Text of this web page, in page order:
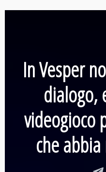
In Vesper
dialogo,
videogioco
che